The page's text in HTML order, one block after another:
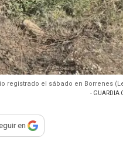
registrado el sábado en Borrenes
- GUARDIA
para compartir
en